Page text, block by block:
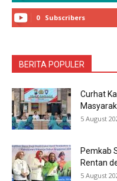
0 Subscribers
BERITA POPULER
Curhat
5 August
Pemkab
Rentan
5 August